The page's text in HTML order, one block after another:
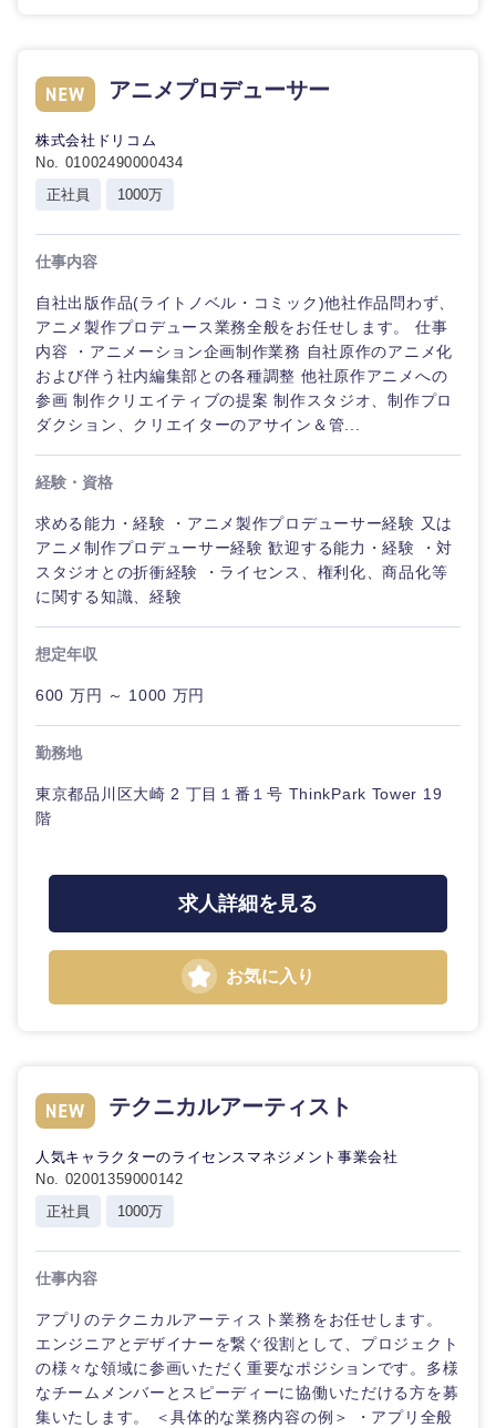
九州・沖縄
福岡県 佐賀県
長崎県 熊本県
アニメプロデューサー
株式会社ドリコム
No. 01002490000434
正社員
1000万
仕事内容
自社出版作品(ライトノベル・コミック)他社作品問わず、
アニメ製作プロデュース業務全般をお任せします。 仕事
内容 ・アニメーション企画制作業務 自社原作のアニメ化
および伴う社内編集部との各種調整 他社原作アニメへの
参画 制作クリエイティブの提案 制作スタジオ、制作プロ
ダクション、クリエイターのアサイン＆管...
経験・資格
求める能力・経験 ・アニメ製作プロデューサー経験 又は
アニメ制作プロデューサー経験 歓迎する能力・経験 ・対
スタジオとの折衝経験 ・ライセンス、権利化、商品化等
に関する知識、経験
想定年収
600 万円 ～ 1000 万円
勤務地
東京都品川区大崎 2 丁目１番１号 ThinkPark Tower 19
階
求人詳細を見る
お気に入り
テクニカルアーティスト
人気キャラクターのライセンスマネジメント事業会社
No. 02001359000142
正社員
1000万
仕事内容
アプリのテクニカルアーティスト業務をお任せします。
エンジニアとデザイナーを繋ぐ役割として、プロジェクト
の様々な領域に参画いただく重要なポジションです。多様
なチームメンバーとスピーディーに協働いただける方を募
集いたします。 ＜具体的な業務内容の例＞ ・アプリ全般